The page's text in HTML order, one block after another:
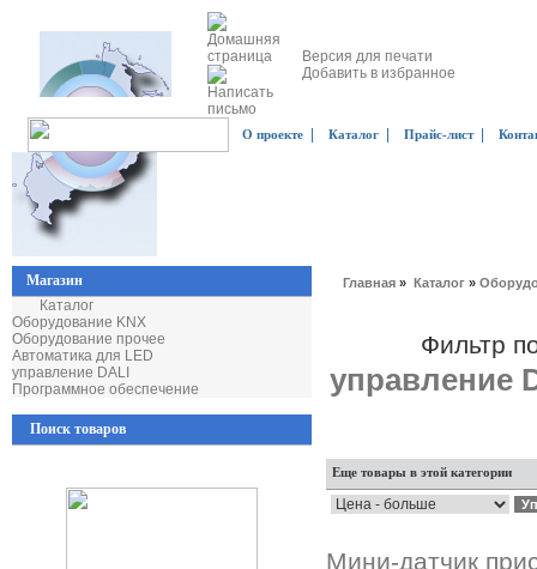
Версия для печати
Добавить в избранное
О проекте Каталог Прайс-лист|
Магазин
Каталог
Оборудование KNX
Оборудование прочее
Автоматика для LED
управление DALI
Программное обеспечение
Поиск товаров
Главная » Каталог »
Фильтр
управление
Еще товары в этой категории
Мини-датчик